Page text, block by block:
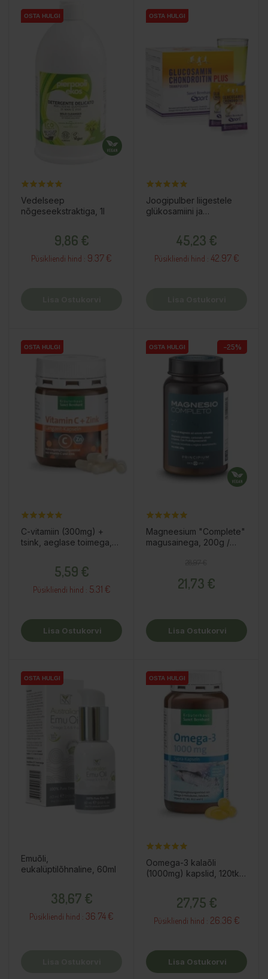
OSTA HULGI
OSTA HULGI
OSTA HULGI
Vedelseep
nõgeseekstraktiga, 1l
9,86 €
Püsikliendi hind : 9.37 €
OSTA HULGI
OSTA HULGI
Joogipulber liigestele
glükosamiini ja
45,23 €
Püsikliendi hind : 42.97 €
OSTA HULGI
OSTA HULGI
C-vitamiin (300mg) +
tsink, aeglase toimega,
5,59 €
Püsikliendi hind : 5.31 €
Lisa Ostukorvi
OSTA HULGI
OSTA HULGI −25%
Magneesium "Complete"
magusainega, 200g /
21,73 €
Lisa Ostukorvi
OSTA HULGI
OSTA HULGI
OSTA HULGI
Emuõli,
eukalüptilõhnaline, 60ml
38,67 €
Püsikliendi hind : 36.74 €
OSTA HULGI
OSTA HULGI
Oomega-3 kalaõli
(1000mg) kapslid, 120tk /
27,75 €
Püsikliendi hind : 26.36 €
Lisa Ostukorvi